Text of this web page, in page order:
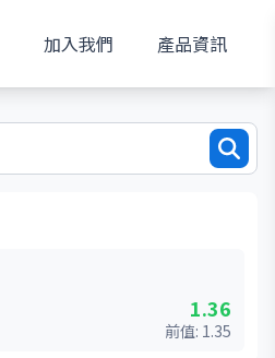
加入我們 產品資訊
1.36
前值: 1.35